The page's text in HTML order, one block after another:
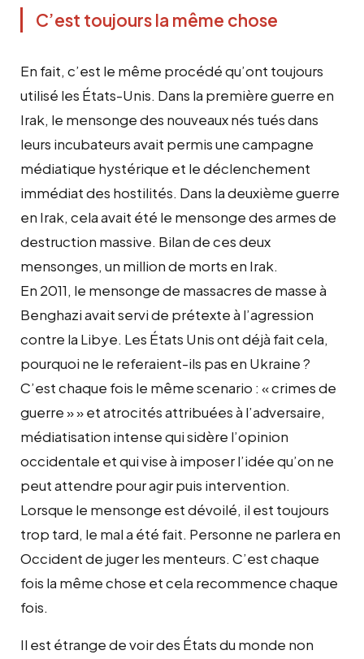
C’est toujours la même chose
En fait, c’est le même procédé qu’ont toujours
utilisé les États-Unis. Dans la première guerre en
Irak, le mensonge des nouveaux nés tués dans
leurs incubateurs avait permis une campagne
médiatique hystérique et le déclenchement
immédiat des hostilités. Dans la deuxième guerre
en Irak, cela avait été le mensonge des armes de
destruction massive. Bilan de ces deux
mensonges, un million de morts en Irak.
En 2011, le mensonge de massacres de masse à
Benghazi avait servi de prétexte à l’agression
contre la Libye. Les États Unis ont déjà fait cela,
pourquoi ne le referaient-ils pas en Ukraine ?
C’est chaque fois le même scenario : « crimes de
guerre » » et atrocités attribuées à l’adversaire,
médiatisation intense qui sidère l’opinion
occidentale et qui vise à imposer l’idée qu’on ne
peut attendre pour agir puis intervention.
Lorsque le mensonge est dévoilé, il est toujours
trop tard, le mal a été fait. Personne ne parlera en
Occident de juger les menteurs. C’est chaque
fois la même chose et cela recommence chaque
fois.
Il est étrange de voir des États du monde non